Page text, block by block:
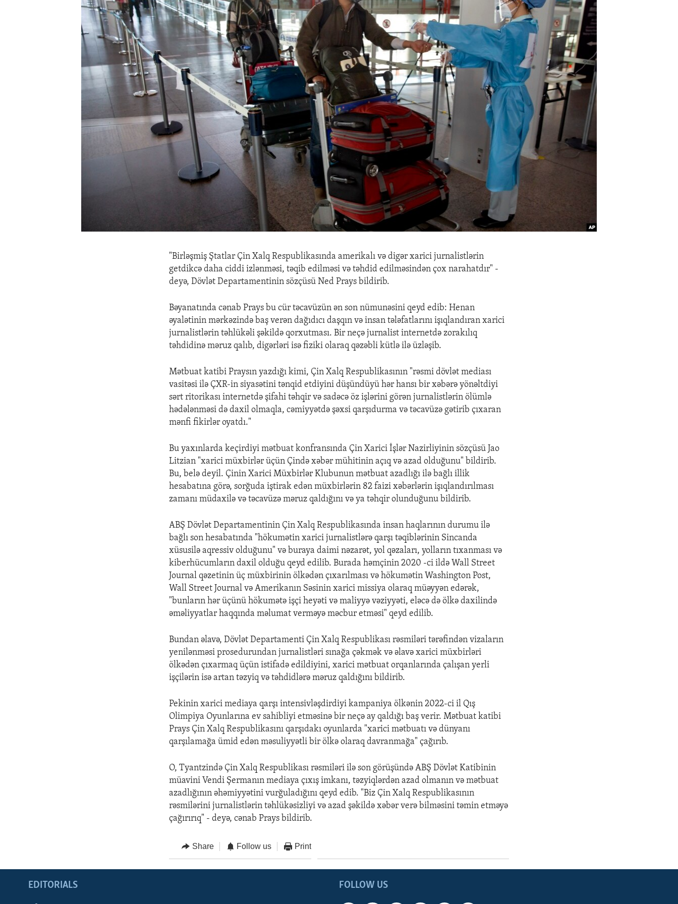
IDEALS AND INSTITUTIONS
"Birləşmiş Ştatlar Çin Xalq Respublikasında amerikalı və digər xarici jurnalistlərin
getdikcə daha ciddi izlənməsi, təqib edilməsi və təhdid edilməsindən çox narahatdır" -
deyə, Dövlət Departamentinin sözçüsü Ned Prays bildirib.
Bəyanatında cənab Prays bu cür təcavüzün ən son nümunəsini qeyd edib: Henan
əyalətinin mərkəzində baş verən dağıdıcı daşqın və insan tələfatlarını işıqlandıran xarici
jurnalistlərin təhlükəli şəkildə qorxutması. Bir neçə jurnalist internetdə zorakılıq
təhdidinə məruz qalıb, digərləri isə fiziki olaraq qəzəbli kütlə ilə üzləşib.
Mətbuat katibi Praysın yazdığı kimi, Çin Xalq Respublikasının "rəsmi dövlət mediası
vasitəsi ilə ÇXR-in siyasətini tənqid etdiyini düşündüyü hər hansı bir xəbərə yönəltdiyi
sərt ritorikası internetdə şifahi təhqir və sadəcə öz işlərini görən jurnalistlərin ölümlə
hədələnməsi də daxil olmaqla, cəmiyyətdə şəxsi qarşıdurma və təcavüzə gətirib çıxaran
mənfi fikirlər oyatdı."
Bu yaxınlarda keçirdiyi mətbuat konfransında Çin Xarici İşlər Nazirliyinin sözçüsü Jao
Litzian "xarici müxbirlər üçün Çində xəbər mühitinin açıq və azad olduğunu" bildirib.
Bu, belə deyil. Çinin Xarici Müxbirlər Klubunun mətbuat azadlığı ilə bağlı illik
hesabatına görə, sorğuda iştirak edən müxbirlərin 82 faizi xəbərlərin işıqlandırılması
zamanı müdaxilə və təcavüzə məruz qaldığını və ya təhqir olunduğunu bildirib.
ABŞ Dövlət Departamentinin Çin Xalq Respublikasında insan haqlarının durumu ilə
bağlı son hesabatında "hökumətin xarici jurnalistlərə qarşı təqiblərinin Sincanda
xüsusilə aqressiv olduğunu" və buraya daimi nəzarət, yol qəzaları, yolların tıxanması və
kiberhücumların daxil olduğu qeyd edilib. Burada həmçinin 2020 -ci ildə Wall Street
Journal qəzetinin üç müxbirinin ölkədən çıxarılması və hökumətin Washington Post,
Wall Street Journal və Amerikanın Səsinin xarici missiya olaraq müəyyən edərək,
"bunların hər üçünü hökumətə işçi heyəti və maliyyə vəziyyəti, eləcə də ölkə daxilində
əməliyyatlar haqqında məlumat verməyə məcbur etməsi" qeyd edilib.
Bundan əlavə, Dövlət Departamenti Çin Xalq Respublikası rəsmiləri tərəfindən vizaların
yenilənməsi prosedurundan jurnalistləri sınağa çəkmək və əlavə xarici müxbirləri
ölkədən çıxarmaq üçün istifadə edildiyini, xarici mətbuat orqanlarında çalışan yerli
işçilərin isə artan təzyiq və təhdidlərə məruz qaldığını bildirib.
Pekinin xarici mediaya qarşı intensivləşdirdiyi kampaniya ölkənin 2022-ci il Qış
Olimpiya Oyunlarına ev sahibliyi etməsinə bir neçə ay qaldığı baş verir. Mətbuat katibi
Prays Çin Xalq Respublikasını qarşıdakı oyunlarda "xarici mətbuatı və dünyanı
qarşılamağa ümid edən məsuliyyətli bir ölkə olaraq davranmağa" çağırıb.
O, Tyantzində Çin Xalq Respublikası rəsmiləri ilə son görüşündə ABŞ Dövlət Katibinin
müavini Vendi Şermanın mediaya çıxış imkanı, təzyiqlərdən azad olmanın və mətbuat
azadlığının əhəmiyyətini vurğuladığını qeyd edib. "Biz Çin Xalq Respublikasının
rəsmilərini jurnalistlərin təhlükəsizliyi və azad şəkildə xəbər verə bilməsini təmin etməyə
çağırırıq" - deyə, cənab Prays bildirib.
Share Follow us Print
FOLLOW US
EDITORIALS